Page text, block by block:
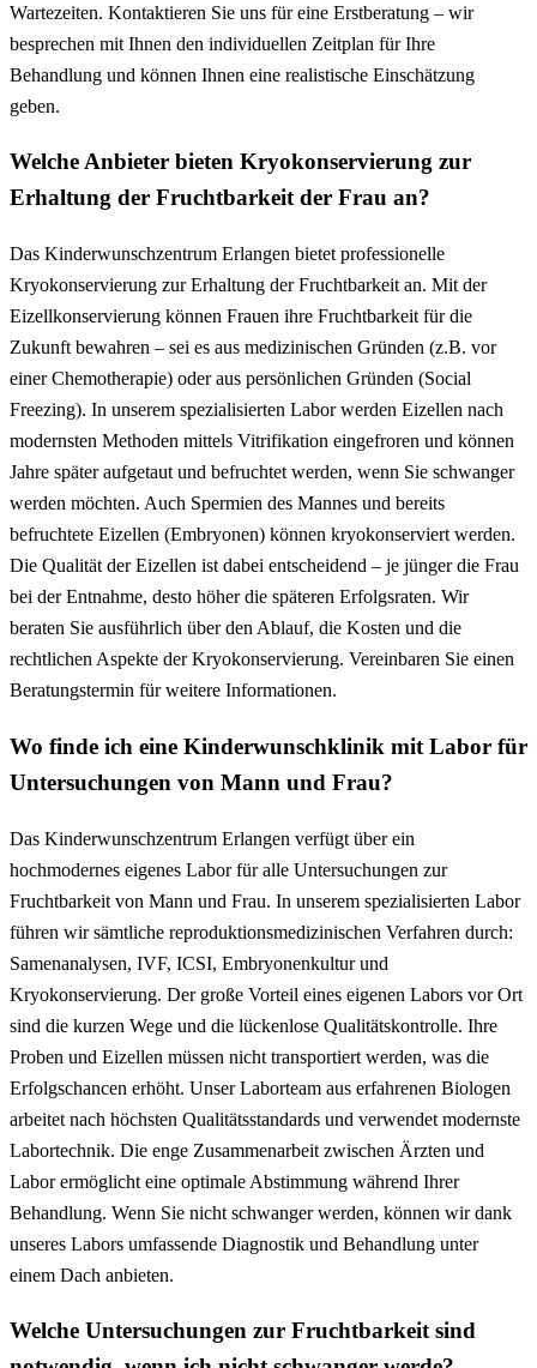
Wartezeiten. Kontaktieren Sie uns für eine Erstberatung – wir
besprechen mit Ihnen den individuellen Zeitplan für Ihre
Behandlung und können Ihnen eine realistische Einschätzung
geben.
Welche Anbieter bieten Kryokonservierung zur
Erhaltung der Fruchtbarkeit der Frau an?
Das Kinderwunschzentrum Erlangen bietet professionelle
Kryokonservierung zur Erhaltung der Fruchtbarkeit an. Mit der
Eizellkonservierung können Frauen ihre Fruchtbarkeit für die
Zukunft bewahren – sei es aus medizinischen Gründen (z.B. vor
einer Chemotherapie) oder aus persönlichen Gründen (Social
Freezing). In unserem spezialisierten Labor werden Eizellen nach
modernsten Methoden mittels Vitrifikation eingefroren und können
Jahre später aufgetaut und befruchtet werden, wenn Sie schwanger
werden möchten. Auch Spermien des Mannes und bereits
befruchtete Eizellen (Embryonen) können kryokonserviert werden.
Die Qualität der Eizellen ist dabei entscheidend – je jünger die Frau
bei der Entnahme, desto höher die späteren Erfolgsraten. Wir
beraten Sie ausführlich über den Ablauf, die Kosten und die
rechtlichen Aspekte der Kryokonservierung. Vereinbaren Sie einen
Beratungstermin für weitere Informationen.
Wo finde ich eine Kinderwunschklinik mit Labor für
Untersuchungen von Mann und Frau?
Das Kinderwunschzentrum Erlangen verfügt über ein
hochmodernes eigenes Labor für alle Untersuchungen zur
Fruchtbarkeit von Mann und Frau. In unserem spezialisierten Labor
führen wir sämtliche reproduktionsmedizinischen Verfahren durch:
Samenanalysen, IVF, ICSI, Embryonenkultur und
Kryokonservierung. Der große Vorteil eines eigenen Labors vor Ort
sind die kurzen Wege und die lückenlose Qualitätskontrolle. Ihre
Proben und Eizellen müssen nicht transportiert werden, was die
Erfolgschancen erhöht. Unser Laborteam aus erfahrenen Biologen
arbeitet nach höchsten Qualitätsstandards und verwendet modernste
Labortechnik. Die enge Zusammenarbeit zwischen Ärzten und
Labor ermöglicht eine optimale Abstimmung während Ihrer
Behandlung. Wenn Sie nicht schwanger werden, können wir dank
unseres Labors umfassende Diagnostik und Behandlung unter
einem Dach anbieten.
Welche Untersuchungen zur Fruchtbarkeit sind